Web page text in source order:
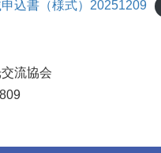
込書（様式）20251209
流協会